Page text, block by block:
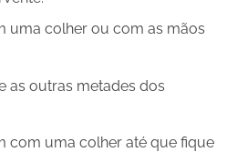
uma colher ou com as mãos
as outras metades dos
com uma colher até que fique